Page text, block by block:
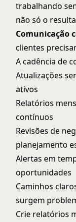
trabalhando
não só o
Comunicação
clientes
A cadência de
Atualizações
ativos
Relatórios
contínuos
Revisões de
planejamento
Alertas em
oportunidades
Caminhos
surgem
Crie relatórios